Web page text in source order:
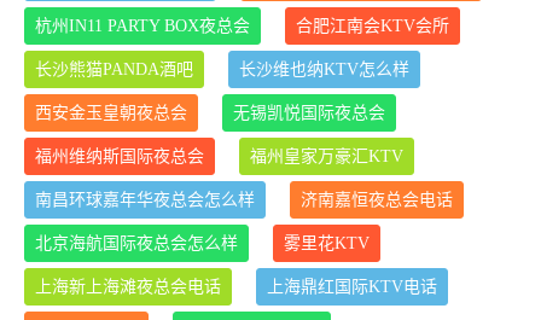
杭州IN11 PARTY BOX夜总会 合肥江南会KTV会所
长沙熊猫PANDA酒吧 长沙维也纳KTV怎么样
西安金玉皇朝夜总会 无锡凯悦国际夜总会
福州维纳斯国际夜总会 福州皇家万豪汇KTV
南昌环球嘉年华夜总会怎么样 济南嘉恒夜总会电话
北京海航国际夜总会怎么样 雾里花KTV
上海新上海滩夜总会电话 上海鼎红国际KTV电话